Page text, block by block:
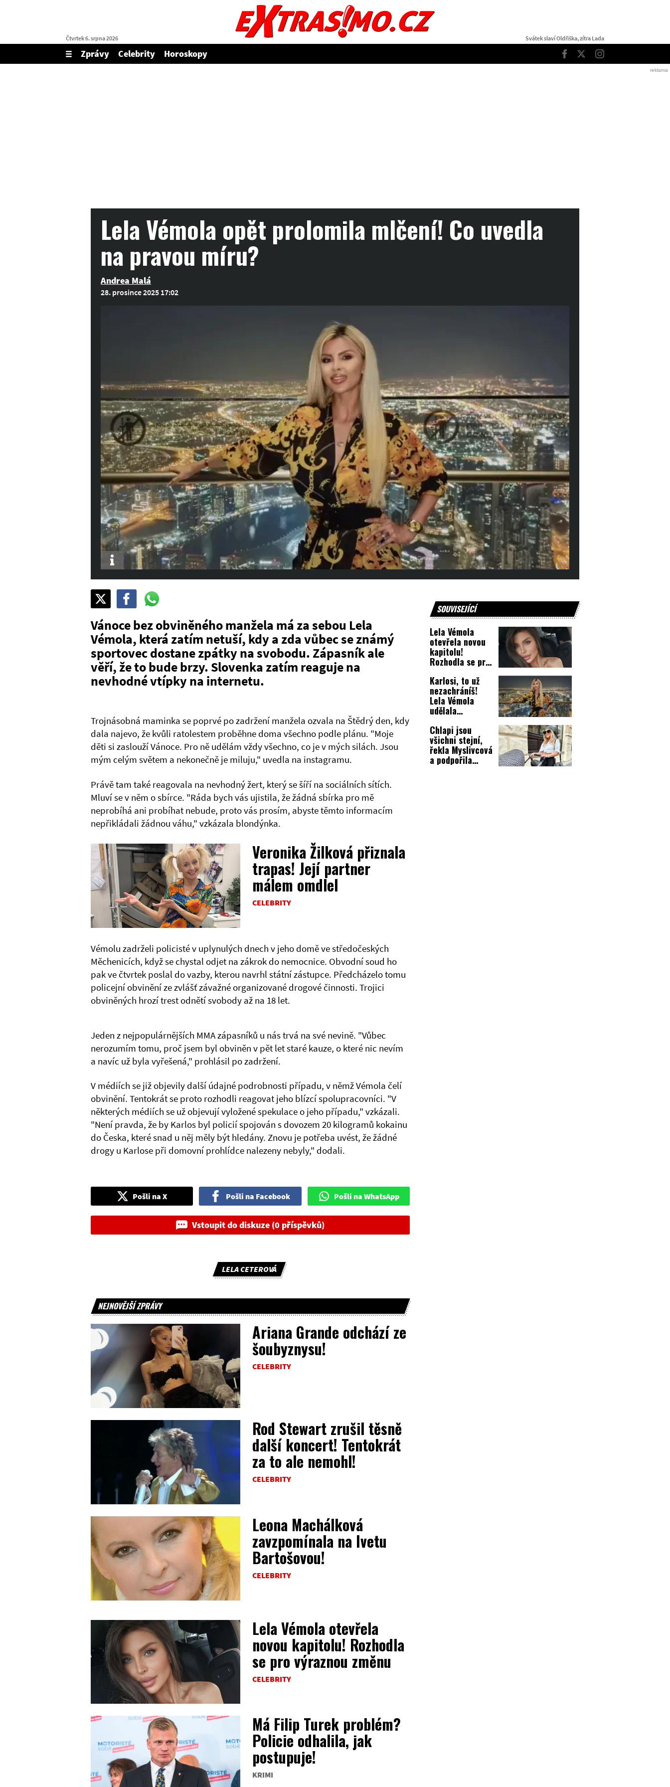
Čtvrtek 6. srpna 2026 Svátek slaví Oldřiška, zítra Lada
Zobrazit/skrýt
menu
Zprávy Celebrity
Horoskopy
Facebook
TwitterInstagram
Lela Vémola opět prolomila mlčení! Co uvedla
na pravou míru?
Andrea Malá
28. prosince 2025 17:02
Info
Pošli
na
X
Pošli
na
FacebookWhatsAppu
Vánoce bez obviněného manžela má za sebou Lela
Vémola, která zatím netuší, kdy a zda vůbec se známý
sportovec dostane zpátky na svobodu. Zápasník ale
věří, že to bude brzy. Slovenka zatím reaguje na
nevhodné vtípky na internetu.
Trojnásobná maminka se poprvé po zadržení manžela ozvala na Štědrý den, kdy
dala najevo, že kvůli ratolestem proběhne doma všechno podle plánu. "Moje
děti si zaslouží Vánoce. Pro ně udělám vždy všechno, co je v mých silách. Jsou
mým celým světem a nekonečně je miluju," uvedla na instagramu.
Právě tam také reagovala na nevhodný žert, který se šíří na sociálních sítích.
Mluví se v něm o sbírce. "Ráda bych vás ujistila, že žádná sbírka pro mě
neprobíhá ani probíhat nebude, proto vás prosím, abyste těmto informacím
nepřikládali žádnou váhu," vzkázala blondýnka.
Veronika Žilková přiznala
trapas! Její partner
málem omdlel
CELEBRITY
Vémolu zadrželi policisté v uplynulých dnech v jeho domě ve středočeských
Měchenicích, když se chystal odjet na zákrok do nemocnice. Obvodní soud ho
pak ve čtvrtek poslal do vazby, kterou navrhl státní zástupce. Předcházelo tomu
policejní obvinění ze zvlášť závažné organizované drogové činnosti. Trojici
obviněných hrozí trest odnětí svobody až na 18 let.
Jeden z nejpopulárnějších MMA zápasníků u nás trvá na své nevině. "Vůbec
nerozumím tomu, proč jsem byl obviněn v pět let staré kauze, o které nic nevím
a navíc už byla vyřešená," prohlásil po zadržení.
V médiích se již objevily další údajné podrobnosti případu, v němž Vémola čelí
obvinění. Tentokrát se proto rozhodli reagovat jeho blízcí spolupracovníci. "V
některých médiích se už objevují vyložené spekulace o jeho případu," vzkázali.
"Není pravda, že by Karlos byl policií spojován s dovozem 20 kilogramů kokainu
do Česka, které snad u něj měly být hledány. Znovu je potřeba uvést, že žádné
drogy u Karlose při domovní prohlídce nalezeny nebyly," dodali.
Pošli na X Pošli na Facebook Pošli na WhatsApp
Vstoupit do diskuze (0 příspěvků)
LELA CETEROVÁ
NEJNOVĚJŠÍ ZPRÁVY
Ariana Grande odchází ze
šoubyznysu!
CELEBRITY
Rod Stewart zrušil těsně
další koncert! Tentokrát
za to ale nemohl!
CELEBRITY
Leona Machálková
zavzpomínala na Ivetu
Bartošovou!
CELEBRITY
Lela Vémola otevřela
novou kapitolu! Rozhodla
se pro výraznou změnu
CELEBRITY
Má Filip Turek problém?
Policie odhalila, jak
postupuje!
KRIMI
SOUVISEJÍCÍ
Lela Vémola
otevřela novou
kapitolu!
Rozhodla se pro
Karlosi, to už
nezachráníš!
Lela Vémola
udělala
nepřehlédnutelnou
věc
Chlapi jsou
všichni stejní,
řekla Myslivcová
a podpořila